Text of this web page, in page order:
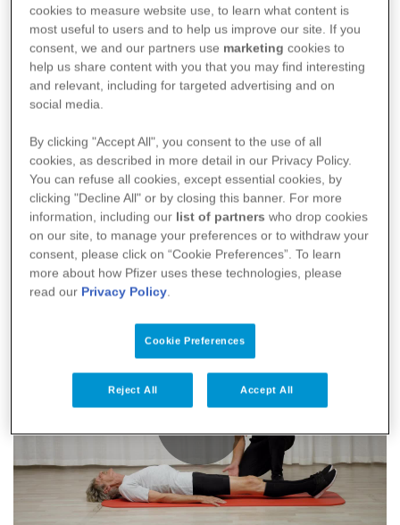
Alle øvelser kan laves i hjemmet.
Trappegang med skammel eller bøger
Play
Video
Rygliggende øvelse for ryggen
Play
cookies to measure website use, to learn what content is
most useful to users and to help us improve our site. If you
consent, we and our partners use marketing cookies to
help us share content with you that you may find interesting
and relevant, including for targeted advertising and on
social media.
By clicking "Accept All", you consent to the use of all
cookies, as described in more detail in our Privacy Policy.
You can refuse all cookies, except essential cookies, by
clicking "Decline All" or by closing this banner. For more
information, including our list of partners who drop cookies
on our site, to manage your preferences or to withdraw your
consent, please click on “Cookie Preferences”. To learn
more about how Pfizer uses these technologies, please
read our Privacy Policy.
Cookie Preferences
Reject All Accept All